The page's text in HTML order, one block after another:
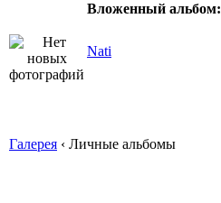
Вложенный альбом:
Nati
Галерея ‹ Личные альбомы